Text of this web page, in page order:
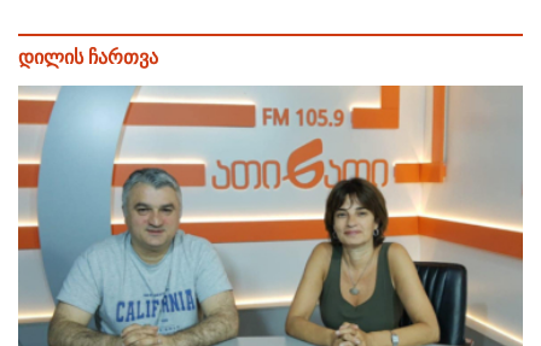
დილის ჩართვა